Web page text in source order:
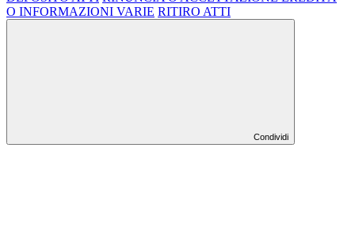
O INFORMAZIONI VARIE RITIRO ATTI
Condividi